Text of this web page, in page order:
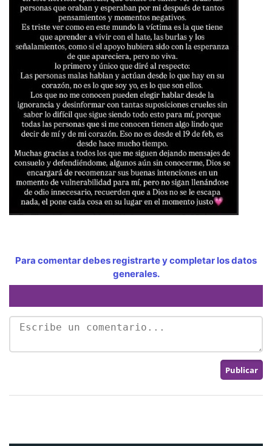
Para comentar debes registrarte y completar los datos
generales.